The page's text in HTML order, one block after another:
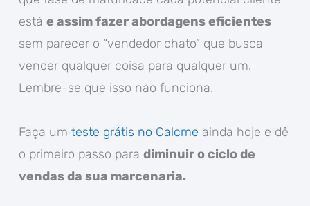
está e assim fazer abordagens eficientes
sem parecer o “vendedor chato” que busca
vender qualquer coisa para qualquer um.
Lembre-se que isso não funciona.
Faça um teste grátis no Calcme ainda hoje e dê
o primeiro passo para diminuir o ciclo de
vendas da sua marcenaria.